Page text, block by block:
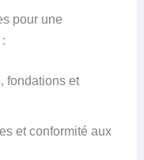
pour une
fondations et
et conformité aux